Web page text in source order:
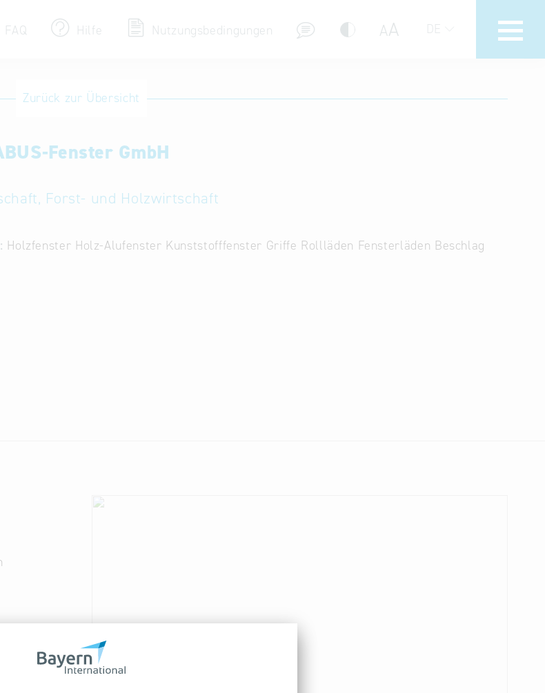
FAQ Hilfe Nutzungsbedingungen AA DE
ändern / löschen
Sie Ihren bestehenden Eintrag
Datenbanken
Zurück zur Übersicht
Fenster GmbH
Forst- und Holzwirtschaft
Holzfenster Holz-Alufenster Kunststofffenster Griffe Rollläden Fensterläden Beschlag